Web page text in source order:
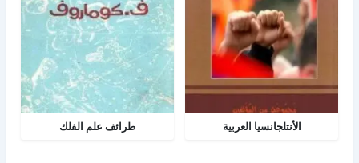
الأنتلجانسيا العربية طرائف علم الفلك